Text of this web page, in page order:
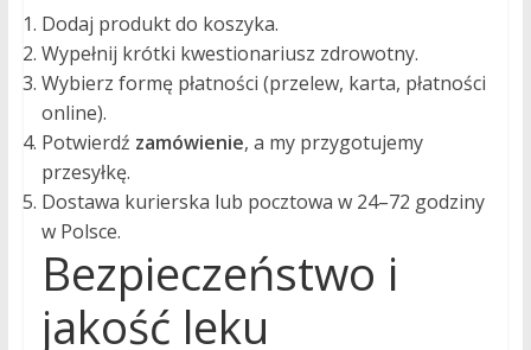
Dodaj produkt do koszyka.
Wypełnij krótki kwestionariusz zdrowotny.
Wybierz formę płatności (przelew, karta, płatności
online).
Potwierdź zamówienie, a my przygotujemy
przesyłkę.
Dostawa kurierska lub pocztowa w 24–72 godziny
w Polsce.
Bezpieczeństwo i
jakość leku